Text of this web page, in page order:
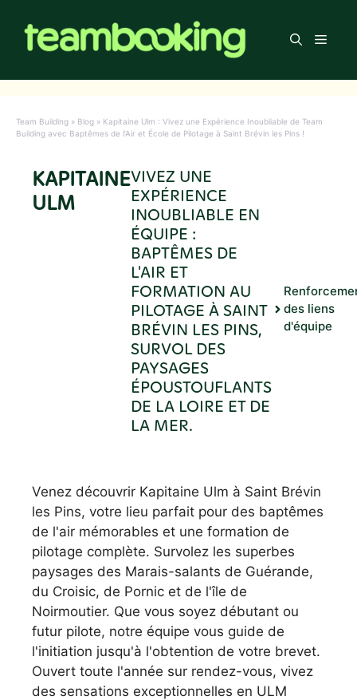
contenu
Menu
Team Building » Blog » Kapitaine Ulm : Vivez une Expérience Inoubliable de Team
Building avec Baptêmes de l’Air et École de Pilotage à Saint Brévin les Pins !
KAPITAINE
ULM
VIVEZ UNE
EXPÉRIENCE
INOUBLIABLE EN
ÉQUIPE :
BAPTÊMES DE
L'AIR ET
FORMATION AU
PILOTAGE À SAINT
BRÉVIN LES PINS,
SURVOL DES
PAYSAGES
ÉPOUSTOUFLANTS
DE LA LOIRE ET DE
LA MER.
des liens
d'équipe
Venez découvrir Kapitaine Ulm à Saint Brévin
les Pins, votre lieu parfait pour des baptêmes
de l'air mémorables et une formation de
pilotage complète. Survolez les superbes
paysages des Marais-salants de Guérande,
du Croisic, de Pornic et de l'île de
Noirmoutier. Que vous soyez débutant ou
futur pilote, notre équipe vous guide de
l'initiation jusqu'à l'obtention de votre brevet.
Ouvert toute l'année sur rendez-vous, vivez
des sensations exceptionnelles en ULM